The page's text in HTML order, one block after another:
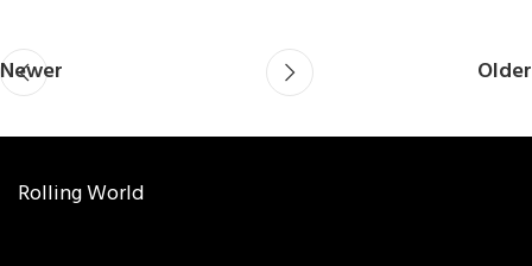
Newer Older
Rolling World